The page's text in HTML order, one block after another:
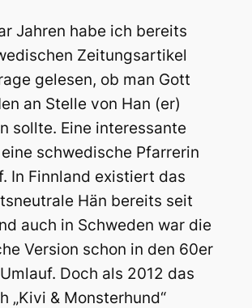
Jahren habe ich bereits
Zeitungsartikel
gelesen, ob man Gott
an Stelle von Han (er)
sollte. Eine interessante
schwedische Pfarrerin
In Finnland existiert das
Hän bereits seit
auch in Schweden war die
Version schon in den 60er
Doch als 2012 das
„Kivi & Monsterhund“